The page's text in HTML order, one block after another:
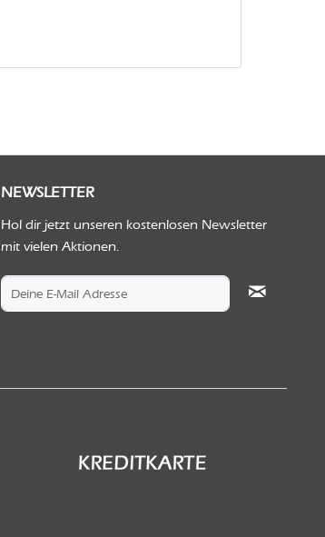
NEWSLETTER
Hol dir jetzt unseren kostenlosen Newsletter
mit vielen Aktionen.